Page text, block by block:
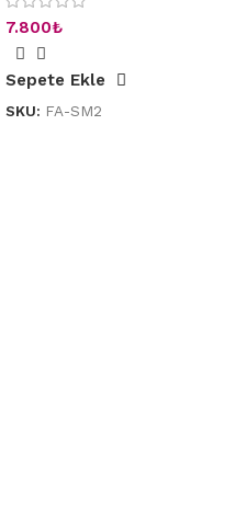
7.800₺
Sepete Ekle
SKU: FA-SM2